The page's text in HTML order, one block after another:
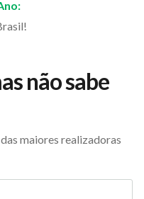
não sabe
maiores realizadoras